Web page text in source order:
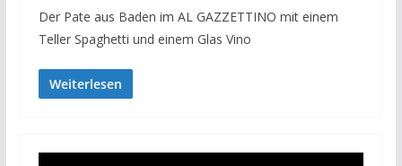
Der Pate aus Baden im AL GAZZETTINO mit einem
Teller Spaghetti und einem Glas Vino
Weiterlesen